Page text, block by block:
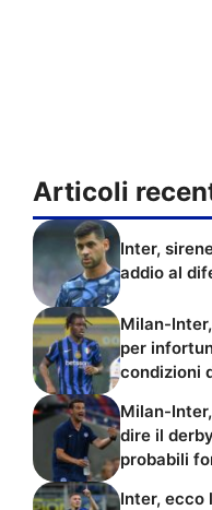
Articoli
Inter,
addio al
Milan-
per
condizioni
Milan-
dire il
probabili
Inter, ecco